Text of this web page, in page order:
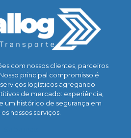
com nossos clientes, parceiros
principal compromisso é
logísticos agregando
de mercado: experiência,
um histórico de segurança em
nossos serviços.